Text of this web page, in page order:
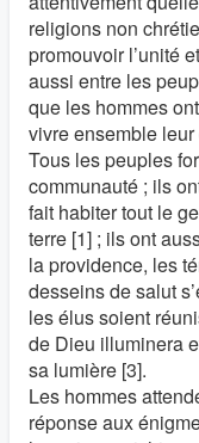
religions non
promouvoir l’unité
aussi entre les
que les hommes
vivre ensemble
Tous les peuples
communauté ; ils
fait habiter tout le
terre [1] ; ils ont
la providence, les
desseins de salut
les élus soient
de Dieu illuminera
sa lumière [3].
Les hommes
réponse aux